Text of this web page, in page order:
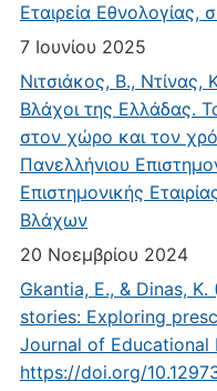
Εταιρεία Εθνολογίας,
7 Ιουνίου 2025
Νιτσιάκος, Β., Ντίνας,
Βλάχοι της Ελλάδας.
στον χώρο και τον
Πανελλήνιου
Επιστημονικής
Βλάχων
20 Νοεμβρίου 2024
Gkantia, E., & Dinas,
stories: Exploring
Journal of Educational
https://doi.org/